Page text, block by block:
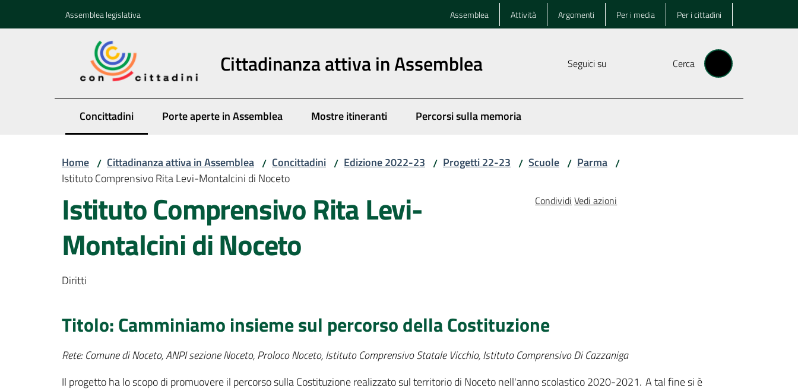
Assemblea legislativa Assemblea Attività Argomenti Per i media Per i cittadini
Cittadinanza attiva in Assemblea Seguici su Cerca
Concittadini
Menu selezionato Porte aperte in Assemblea Mostre itineranti Percorsi sulla memoria
Home / Cittadinanza attiva in Assemblea / Concittadini / Edizione 2022-23 / Progetti 22-23 / Scuole / Parma /
Istituto Comprensivo Rita Levi-Montalcini di Noceto
Istituto Comprensivo Rita Levi-
Montalcini di Noceto
Diritti
Condividi Vedi azioni
Titolo: Camminiamo insieme sul percorso della Costituzione
Rete: Comune di Noceto, ANPI sezione Noceto, Proloco Noceto, Istituto Comprensivo Statale Vicchio, Istituto Comprensivo Di Cazzaniga
Il progetto ha lo scopo di promuovere il percorso sulla Costituzione realizzato sul territorio di Noceto nell'anno scolastico 2020-2021. A tal fine si è